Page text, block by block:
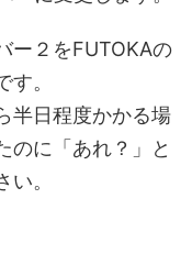
ー２をFUTOKAの
。
半日程度かかる場
のに「あれ？」と
。